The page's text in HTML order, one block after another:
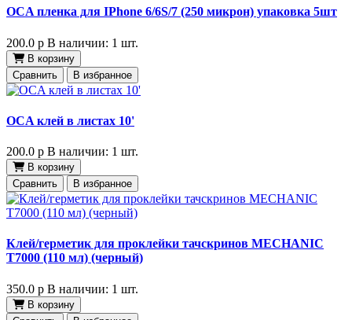
OCA пленка для IPhone 6/6S/7 (250 микрон) упаковка 5шт
200.0 p В наличии: 1 шт.
В корзину
Сравнить
В избранное
OCA клей в листах 10'
200.0 p В наличии: 1 шт.
В корзину
Сравнить
В избранное
Клей/герметик для проклейки тачскринов MECHANIC
T7000 (110 мл) (черный)
350.0 p В наличии: 1 шт.
В корзину